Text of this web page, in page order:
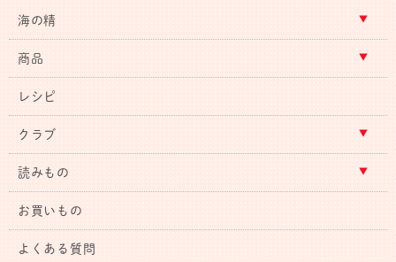
海の精
商品
レシピ
クラブ
読みもの
お買いもの
よくある質問